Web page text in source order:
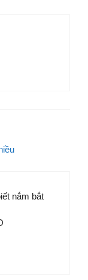
nắm bắt